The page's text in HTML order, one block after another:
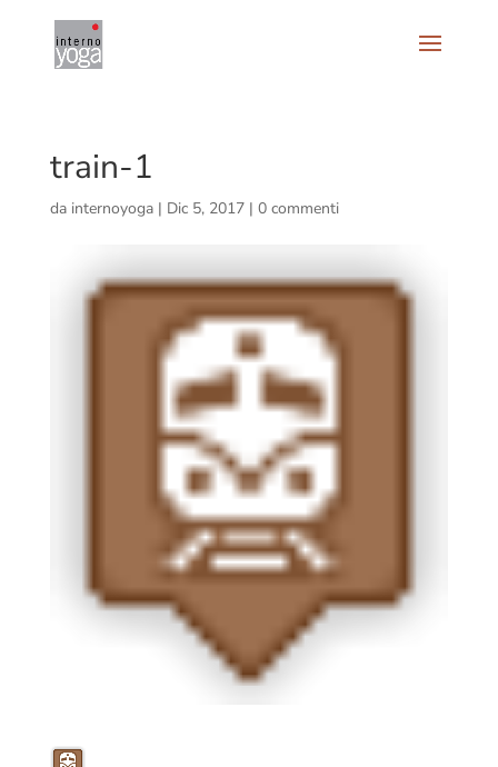
train-1
da internoyoga| Dic 5, 2017| 0 commenti